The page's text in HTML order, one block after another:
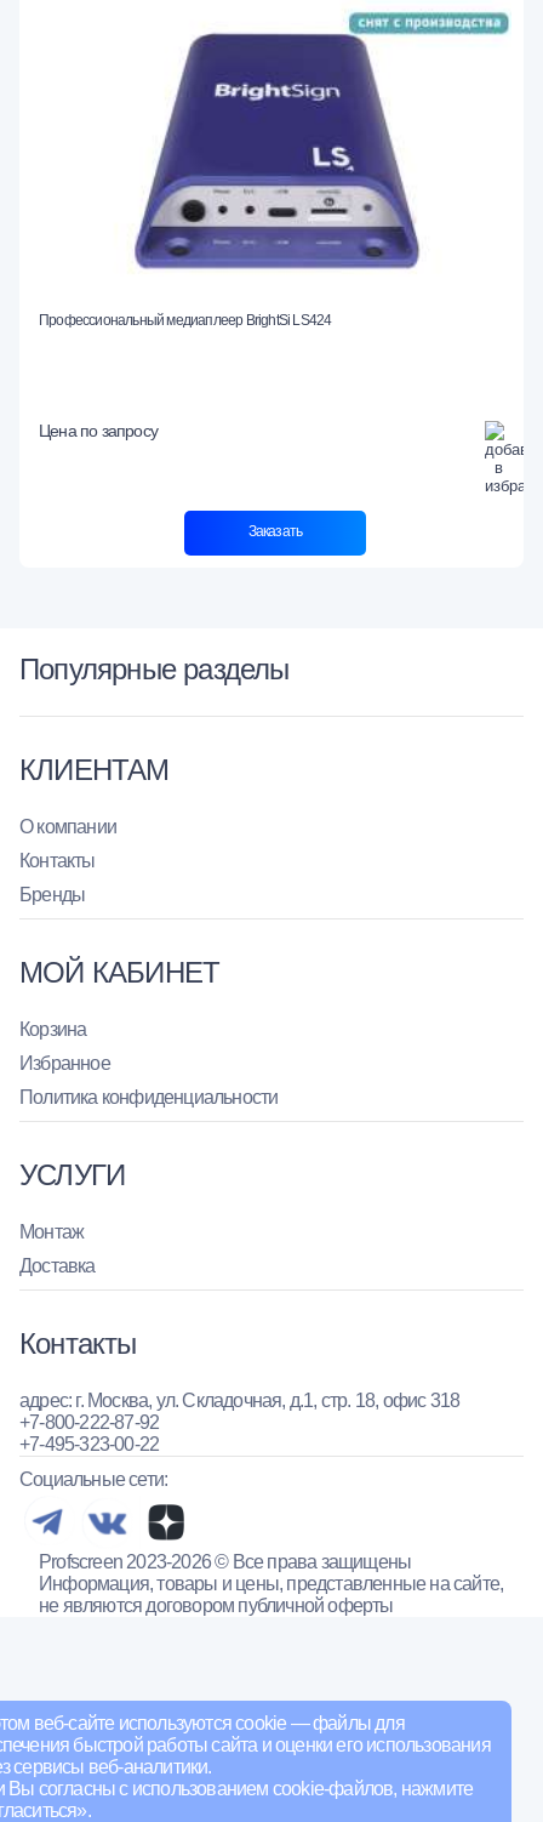
веб-сайте используются cookie — файлы для
быстрой работы сайта и оценки его использования
сервисы веб-аналитики.
Вы согласны с использованием cookie-файлов, нажмите
Профессиональный медиаплеер BrightSi LS424
Цена по запросу
Заказать
Популярные разделы
КЛИЕНТАМ
О компании
Контакты
Бренды
МОЙ КАБИНЕТ
Корзина
Избранное
Политика конфиденциальности
УСЛУГИ
Монтаж
Доставка
Контакты
адрес: г. Москва, ул. Складочная, д.1, стр. 18, офис 318
+7-800-222-87-92
+7-495-323-00-22
Социальные сети:
Profscreen 2023-2026 © Все права защищены
Информация, товары и цены, представленные на сайте,
не являются договором публичной оферты